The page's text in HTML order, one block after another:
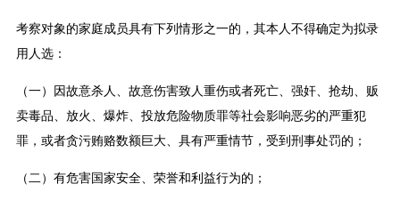
考察对象的家庭成员具有下列情形之一的，其本人不得确定为拟录
用人选：
（一）因故意杀人、故意伤害致人重伤或者死亡、强奸、抢劫、贩
卖毒品、放火、爆炸、投放危险物质罪等社会影响恶劣的严重犯
罪，或者贪污贿赂数额巨大、具有严重情节，受到刑事处罚的；
（二）有危害国家安全、荣誉和利益行为的；